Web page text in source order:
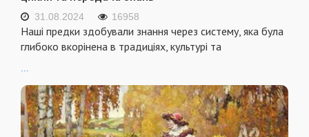
31.08.2024 16958
Наші предки здобували знання через систему, яка була
глибоко вкорінена в традиціях, культурі та